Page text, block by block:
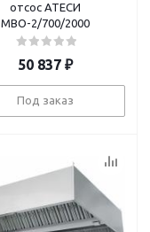
отсос АТЕСИ
МВО-2/700/2000
50 837₽
Под заказ